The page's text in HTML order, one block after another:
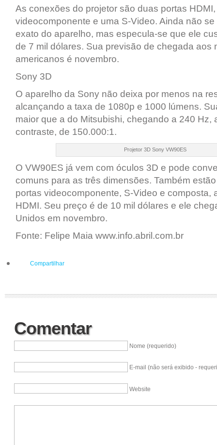
As conexões do projetor são duas portas
videocomponente e uma S-Video. Ainda não
exato do aparelho, mas especula-se que ele
de 7 mil dólares. Sua previsão de chegada aos
americanos é novembro.
Sony 3D
O aparelho da Sony não deixa por menos na
alcançando a taxa de 1080p e 1000 lúmens.
maior que a do Mitsubishi, chegando a 240 Hz,
contraste, de 150.000:1.
Projetor 3D Sony VW90ES
O VW90ES já vem com óculos 3D e pode
comuns para as três dimensões. Também
portas videocomponente, S-Video e composta,
HDMI. Seu preço é de 10 mil dólares e ele
Unidos em novembro.
Fonte: Felipe Maia www.info.abril.com.br
Compartilhar
Comentar
Nome (requerido)
E-mail (não será exibido -
Website